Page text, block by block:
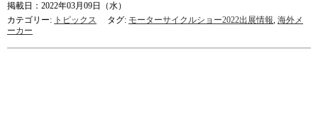
掲載日：2022年03月09日（水）
カテゴリー: トピックス タグ: モーターサイクルショー2022出展情報, 海外メ
ーカー